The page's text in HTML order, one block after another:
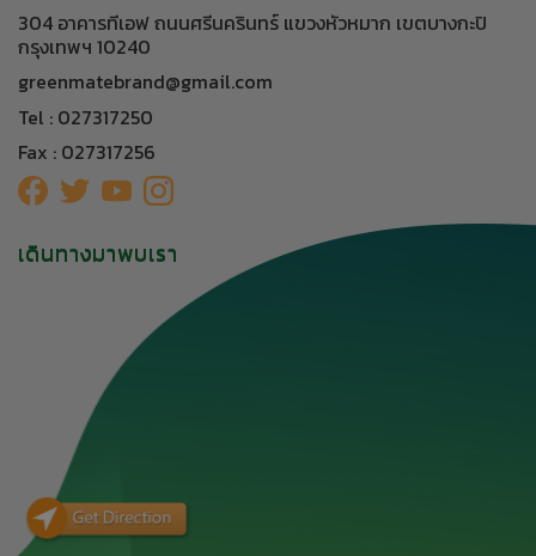
304 อาคารทีเอฟ ถนนศรีนครินทร์ แขวงหัวหมาก เขตบางกะปิ
กรุงเทพฯ 10240
greenmatebrand@gmail.com
Tel : 027317250
Fax : 027317256
เดินทางมาพบเรา